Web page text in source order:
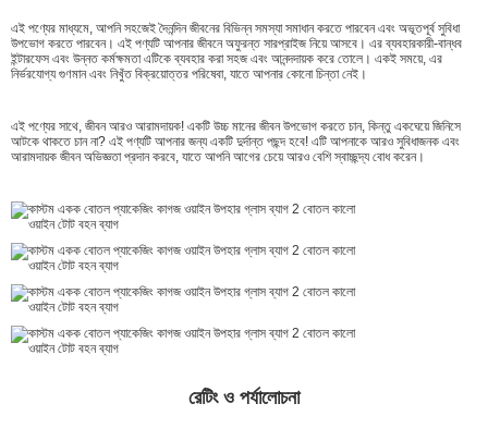
এই পণ্যের মাধ্যমে, আপনি সহজেই দৈনন্দিন জীবনের বিভিন্ন সমস্যা সমাধান করতে পারবেন এবং অভূতপূর্ব সুবিধা
উপভোগ করতে পারবেন। এই পণ্যটি আপনার জীবনে অফুরন্ত সারপ্রাইজ নিয়ে আসবে। এর ব্যবহারকারী-বান্ধব
ইন্টারফেস এবং উন্নত কর্মক্ষমতা এটিকে ব্যবহার করা সহজ এবং আনন্দদায়ক করে তোলে। একই সময়ে, এর
নির্ভরযোগ্য গুণমান এবং নিখুঁত বিক্রয়োত্তর পরিষেবা, যাতে আপনার কোনো চিন্তা নেই।
এই পণ্যের সাথে, জীবন আরও আরামদায়ক! একটি উচ্চ মানের জীবন উপভোগ করতে চান, কিন্তু একঘেয়ে জিনিসে
আটকে থাকতে চান না? এই পণ্যটি আপনার জন্য একটি দুর্দান্ত পছন্দ হবে! এটি আপনাকে আরও সুবিধাজনক এবং
আরামদায়ক জীবন অভিজ্ঞতা প্রদান করবে, যাতে আপনি আগের চেয়ে আরও বেশি স্বাচ্ছন্দ্য বোধ করেন।
রেটিং ও পর্যালোচনা